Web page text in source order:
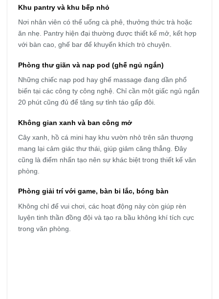
Khu pantry và khu bếp nhỏ
Nơi nhân viên có thể uống cà phê, thưởng thức trà hoặc
ăn nhẹ. Pantry hiện đại thường được thiết kế mở, kết hợp
với bàn cao, ghế bar để khuyến khích trò chuyện.
Phòng thư giãn và nap pod (ghế ngủ ngắn)
Những chiếc nap pod hay ghế massage đang dần phổ
biến tại các công ty công nghệ. Chỉ cần một giấc ngủ ngắn
20 phút cũng đủ để tăng sự tỉnh táo gấp đôi.
Không gian xanh và ban công mở
Cây xanh, hồ cá mini hay khu vườn nhỏ trên sân thượng
mang lại cảm giác thư thái, giúp giảm căng thẳng. Đây
cũng là điểm nhấn tạo nên sự khác biệt trong thiết kế văn
phòng.
Phòng giải trí với game, bàn bi lắc, bóng bàn
Không chỉ để vui chơi, các hoạt động này còn giúp rèn
luyện tinh thần đồng đội và tạo ra bầu không khí tích cực
trong văn phòng.